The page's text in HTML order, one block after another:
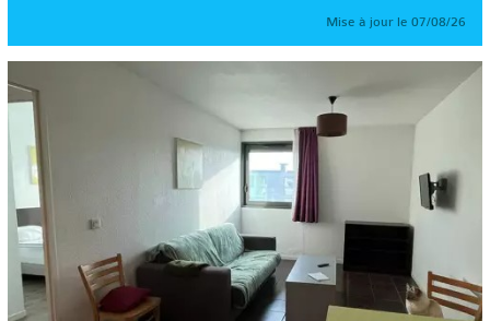
Mise à jour le 07/08/26